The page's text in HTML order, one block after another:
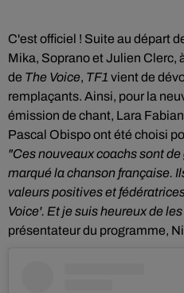
C'est officiel ! Suite au départ
Mika, Soprano et Julien Clerc,
de The Voice, TF1 vient de
remplaçants. Ainsi, pour la
émission de chant, Lara
Pascal Obispo ont été choisi
"Ces nouveaux coachs sont
marqué la chanson française.
valeurs positives et
Voice'. Et je suis heureux de
présentateur du programme,